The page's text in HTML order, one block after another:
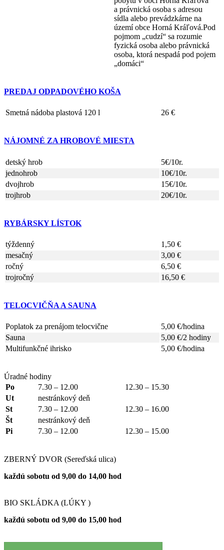
a právnická osoba s adresou
sídla alebo prevádzkárne na
území obce Horná Kráľová.Pod
pojmom „cudzí“ sa rozumie
fyzická osoba alebo právnická
osoba, ktorá nespadá pod pojem
„domáci“
PREDAJ ODPADOVÉHO KOŠA
Smetná nádoba plastová 120 l 26 €
NÁJOMNÉ ZA HROBOVÉ MIESTA
detský hrob
5€/10r.
jednohrob
10€/10r.
dvojhrob
15€/10r.
trojhrob
20€/10r.
RYBÁRSKY LÍSTOK
týždenný
1,50 €
mesačný
3,00 €
ročný
6,50 €
trojročný
16,50 €
TELOCVIČŇA A SAUNA
Poplatok za prenájom telocvične
5,00 €/hodina
Sauna
5,00 €/2 hodiny
Multifunkčné ihrisko
5,00 €/hodina
Úradné hodiny
Po
7.30 – 12.00
12.30 – 15.30
Ut
nestránkový deň
St
7.30 – 12.00
12.30 – 16.00
Št
nestránkový deň
Pi
7.30 – 12.00 12.30 – 15.00
ZBERNÝ DVOR (Sereďská ulica)
každú sobotu od 9,00 do 14,00 hod
BIO SKLÁDKA (LÚKY )
každú sobotu od 9,00 do 15,00 hod